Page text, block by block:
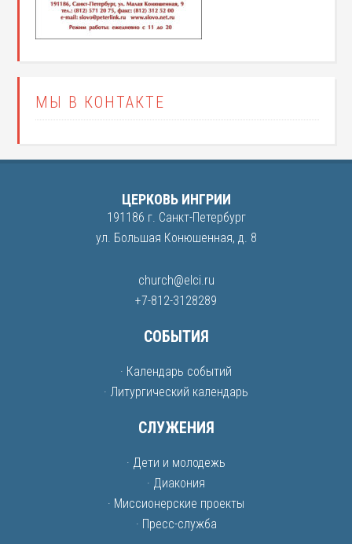
МЫ В КОНТАКТЕ
ЦЕРКОВЬ ИНГРИИ
191186 г. Санкт-Петербург
ул. Большая Конюшенная, д. 8
church@elci.ru
+7-812-3128289
СОБЫТИЯ
· Календарь событий
· Литургический календарь
СЛУЖЕНИЯ
· Дети и молодежь
· Диакония
· Миссионерские проекты
· Пресс-служба